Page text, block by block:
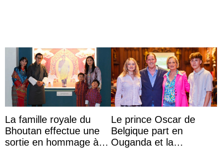
La famille royale du
Bhoutan effectue une
sortie en hommage à
Le prince Oscar de
Belgique part en
Ouganda et la